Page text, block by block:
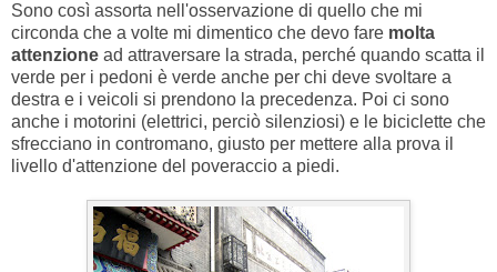
Sono così assorta nell'osservazione di quello che mi
circonda che a volte mi dimentico che devo fare molta
attenzione ad attraversare la strada, perché quando scatta il
verde per i pedoni è verde anche per chi deve svoltare a
destra e i veicoli si prendono la precedenza. Poi ci sono
anche i motorini (elettrici, perciò silenziosi) e le biciclette che
sfrecciano in contromano, giusto per mettere alla prova il
livello d'attenzione del poveraccio a piedi.